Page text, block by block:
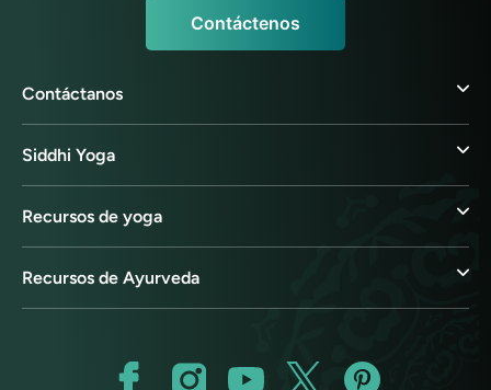
Contáctenos
Contáctanos
Siddhi Yoga
Recursos de yoga
Recursos de Ayurveda